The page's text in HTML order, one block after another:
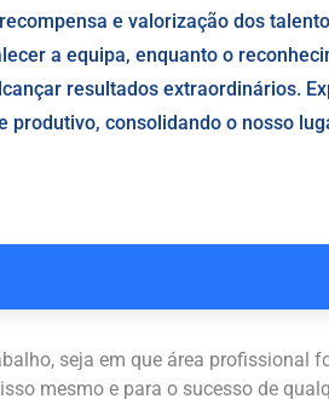
e valorização dos
a equipa, enquanto o
resultados extraordinários.
consolidando o nosso
seja em que área profissional
mesmo e para o sucesso de